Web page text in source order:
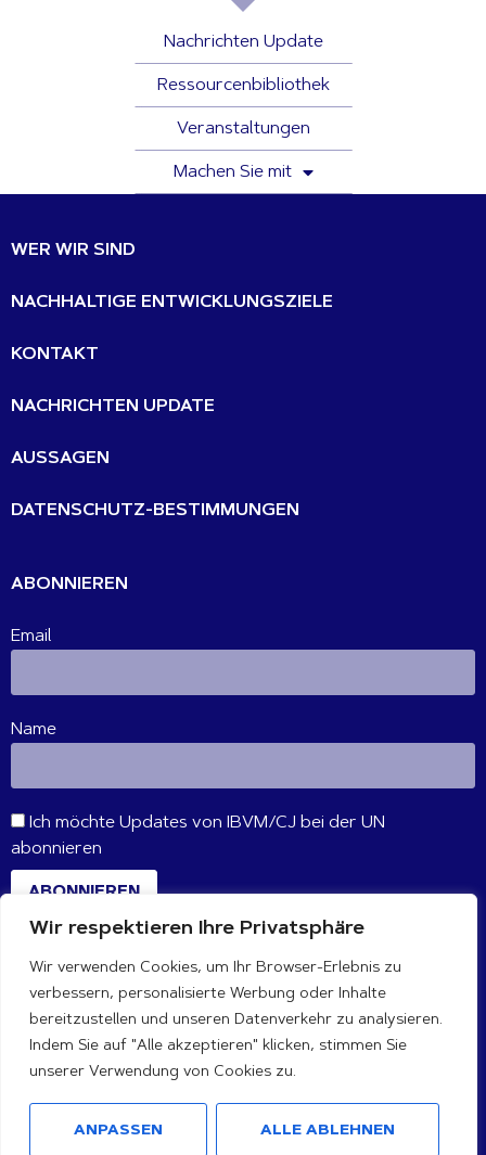
Wir respektieren Ihre Privatsphäre
Wir verwenden Cookies, um Ihr Browser-Erlebnis zu
verbessern, personalisierte Werbung oder Inhalte
bereitzustellen und unseren Datenverkehr zu analysieren.
Indem Sie auf "Alle akzeptieren" klicken, stimmen Sie
unserer Verwendung von Cookies zu.
ANPASSEN ALLE ABLEHNEN
Nachrichten Update
Ressourcenbibliothek
Veranstaltungen
Machen Sie mit
WER WIR SIND
NACHHALTIGE ENTWICKLUNGSZIELE
KONTAKT
NACHRICHTEN UPDATE
AUSSAGEN
DATENSCHUTZ-BESTIMMUNGEN
ABONNIEREN
Email
Name
Ich möchte Updates von IBVM/CJ bei der UN
abonnieren
ABONNIEREN
VERBINDE DICH MIT UNS